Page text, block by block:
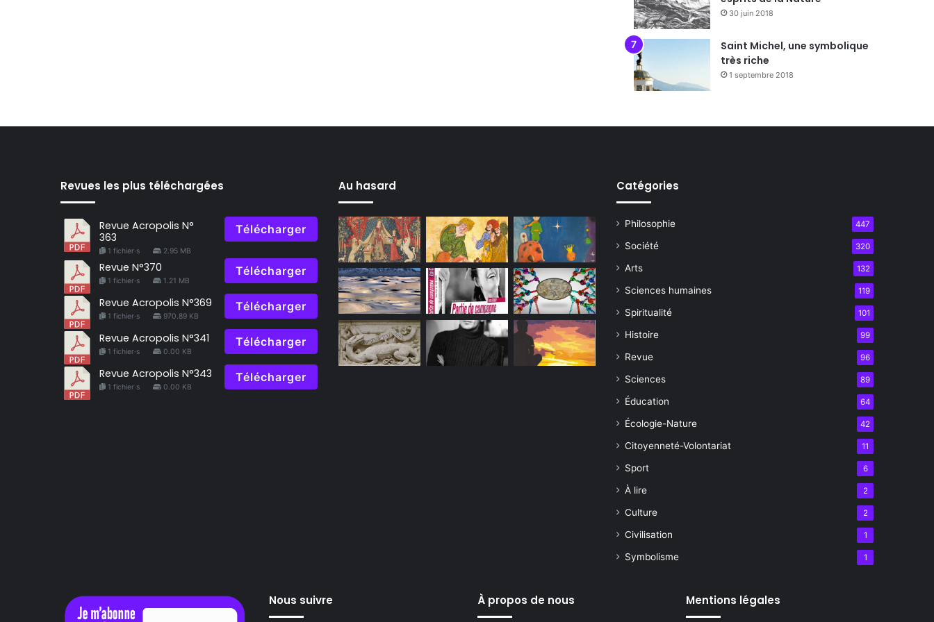
30 juin 2018
Saint Michel, une symbolique
très riche
1 septembre 2018
Revues les plus téléchargées
Revue Acropolis N°
363
1 fichier·s 2.95 MB
Télécharger
Revue N°370
1 fichier·s 1.21 MB
Télécharger
Revue Acropolis N°369
1 fichier·s 970.89 KB
Télécharger
Revue Acropolis N°341
1 fichier·s 0.00 KB
Télécharger
Revue Acropolis N°343
1 fichier·s 0.00 KB
Télécharger
Au hasard Catégories
Philosophie 447
Société 320
Arts 132
Sciences humaines 119
Spiritualité 101
Histoire 99
Revue 96
Sciences 89
Éducation 64
Écologie-Nature 42
Citoyenneté-Volontariat 11
Sport 6
À lire 2
Culture 2
Civilisation 1
Symbolisme 1
Nous suivre À propos de nous Mentions légales